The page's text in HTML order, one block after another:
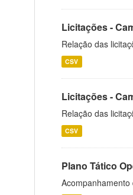
Licitações -
Relação das
CSV
Licitações -
Relação das
CSV
Plano Tático
Acompanhamento